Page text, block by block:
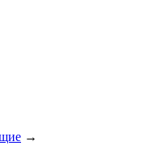
→